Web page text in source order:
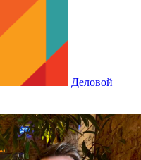
Деловой